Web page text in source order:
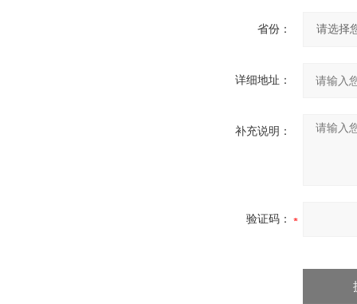
省份：
详细地址：
补充说明：
验证码：